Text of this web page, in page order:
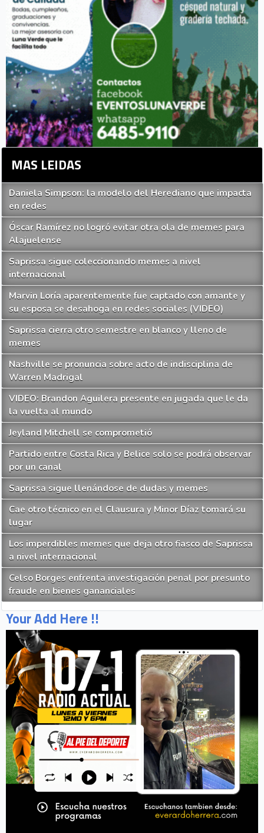
MAS LEIDAS
Daniela Simpson: la modelo del Herediano que impacta
en redes
Óscar Ramírez no logró evitar otra ola de memes para
Alajuelense
Saprissa sigue coleccionando memes a nivel
internacional
Marvin Loría aparentemente fue captado con amante y
su esposa se desahoga en redes sociales (VIDEO)
Saprissa cierra otro semestre en blanco y lleno de
memes
Nashville se pronuncia sobre acto de indisciplina de
Warren Madrigal
VIDEO: Brandon Aguilera presente en jugada que le da
la vuelta al mundo
Jeyland Mitchell se comprometió
Partido entre Costa Rica y Belice solo se podrá observar
por un canal
Saprissa sigue llenándose de dudas y memes
Cae otro técnico en el Clausura y Minor Díaz tomará su
lugar
Los imperdibles memes que deja otro fiasco de Saprissa
a nivel internacional
Celso Borges enfrenta investigación penal por presunto
fraude en bienes gananciales
Your Add Here !!